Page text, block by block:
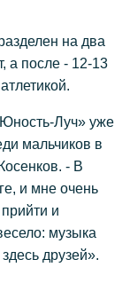
на два
а после - 12-13
Луч» уже
мальчиков в
- В
и мне очень
и
музыка
друзей».